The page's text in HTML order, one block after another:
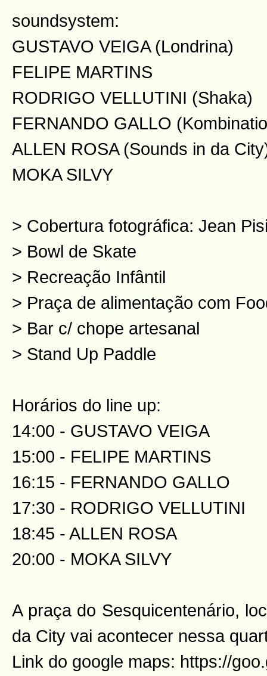
soundsystem:
GUSTAVO VEIGA (Londrina)
FELIPE MARTINS
RODRIGO VELLUTINI (Shaka)
FERNANDO GALLO
ALLEN ROSA (Sounds in da
MOKA SILVY
> Cobertura fotográfica: Jean
> Bowl de Skate
> Recreação Infântil
> Praça de alimentação com
> Bar c/ chope artesanal
> Stand Up Paddle
Horários do line up:
14:00 - GUSTAVO VEIGA
15:00 - FELIPE MARTINS
16:15 - FERNANDO GALLO
17:30 - RODRIGO VELLUTINI
18:45 - ALLEN ROSA
20:00 - MOKA SILVY
A praça do Sesquicentenário,
da City vai acontecer nessa
Link do google maps: https://